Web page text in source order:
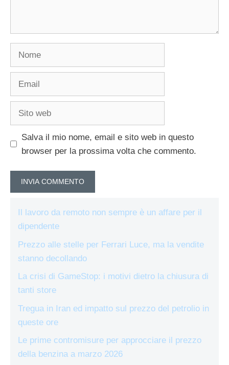
Nome
Email
Sito
Salva il mio nome, email e sito web in questo
browser per la prossima volta che commento.
Il lavoro da remoto non sempre è un affare per il
dipendente
Prezzo alle stelle per Ferrari Luce, ma la vendite
stanno decollando
La crisi di GameStop: i motivi dietro la chiusura di
tanti store
Tregua in Iran ed impatto sul prezzo del petrolio in
queste ore
Le prime contromisure per approcciare il prezzo
della benzina a marzo 2026